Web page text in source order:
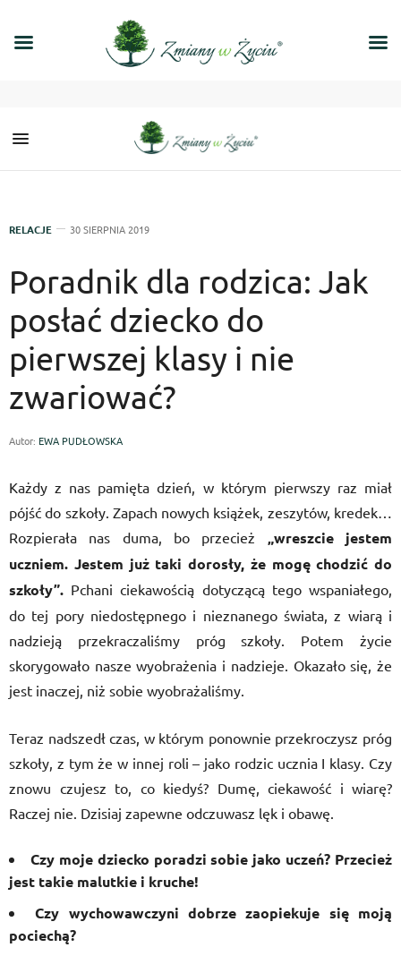
RELACJE 30 SIERPNIA 2019
Poradnik dla rodzica: Jak
posłać dziecko do
pierwszej klasy i nie
zwariować?
Autor: EWA PUDŁOWSKA
Każdy z nas pamięta dzień, w którym pierwszy raz miał
pójść do szkoły. Zapach nowych książek, zeszytów, kredek…
Rozpierała nas duma, bo przecież „wreszcie jestem
uczniem. Jestem już taki dorosły, że mogę chodzić do
szkoły”. Pchani ciekawością dotyczącą tego wspaniałego,
do tej pory niedostępnego i nieznanego świata, z wiarą i
nadzieją przekraczaliśmy próg szkoły. Potem życie
skorygowało nasze wyobrażenia i nadzieje. Okazało się, że
jest inaczej, niż sobie wyobrażaliśmy.
Teraz nadszedł czas, w którym ponownie przekroczysz próg
szkoły, z tym że w innej roli – jako rodzic ucznia I klasy. Czy
znowu czujesz to, co kiedyś? Dumę, ciekawość i wiarę?
Raczej nie. Dzisiaj zapewne odczuwasz lęk i obawę.
Czy moje dziecko poradzi sobie jako uczeń? Przecież
jest takie malutkie i kruche!
Czy wychowawczyni dobrze zaopiekuje się moją
pociechą?